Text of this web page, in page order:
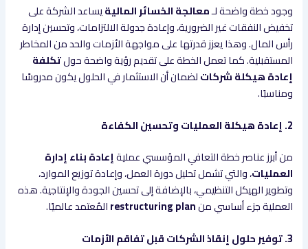
وجود خطة واضحة لـمعالجة الخسائر الماليةيساعد الشركة على
تخفيض النفقات غير الضرورية، وإعادة جدولة الالتزامات، وتحسين إدارة
رأس المال. وهذا يعزز قدرتها على مواجهة الأزمات والحد من المخاطر
المستقبلية. كما تعمل الخطة على تقديم رؤية واضحة حولتكلفة
إعادة هيكلة شركاتلضمان أن الاستثمار في الحلول يكون مدروسًا
ومناسبًا.
2. إعادة هيكلة العمليات وتحسين الكفاءة
من أبرز عناصر خطة التعافي المؤسسي عمليةإعادة بناء إدارة
العمليات، والتي تشمل تحليل دورة العمل، وإعادة توزيع الموارد،
وتطوير الهيكل التنظيمي، بالإضافة إلى تحسين الجودة والإنتاجية. هذه
العملية جزء أساسي منrestructuring planالمُعتمد عالميًا.
3. توفير حلول إنقاذ الشركات قبل تفاقم الأزمات